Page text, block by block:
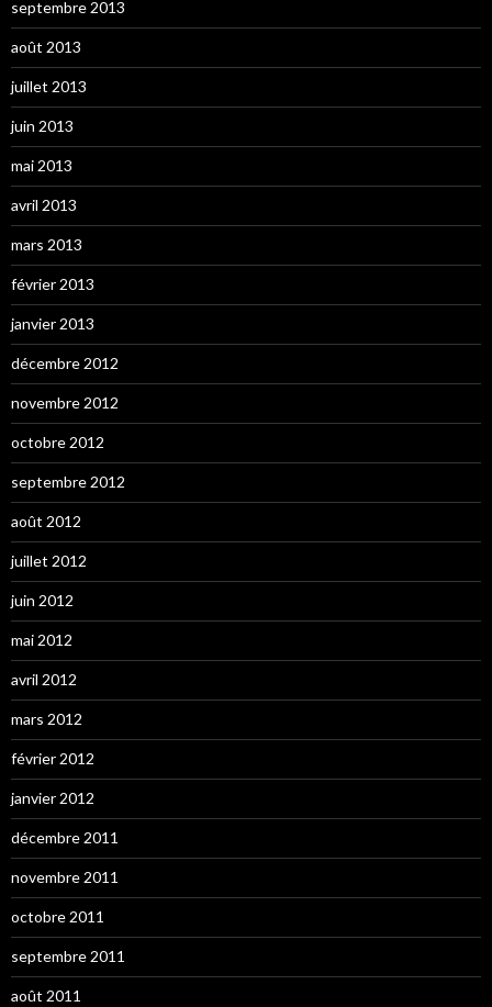
septembre 2013
août 2013
juillet 2013
juin 2013
mai 2013
avril 2013
mars 2013
février 2013
janvier 2013
décembre 2012
novembre 2012
octobre 2012
septembre 2012
août 2012
juillet 2012
juin 2012
mai 2012
avril 2012
mars 2012
février 2012
janvier 2012
décembre 2011
novembre 2011
octobre 2011
septembre 2011
août 2011